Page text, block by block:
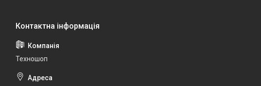
Техношоп